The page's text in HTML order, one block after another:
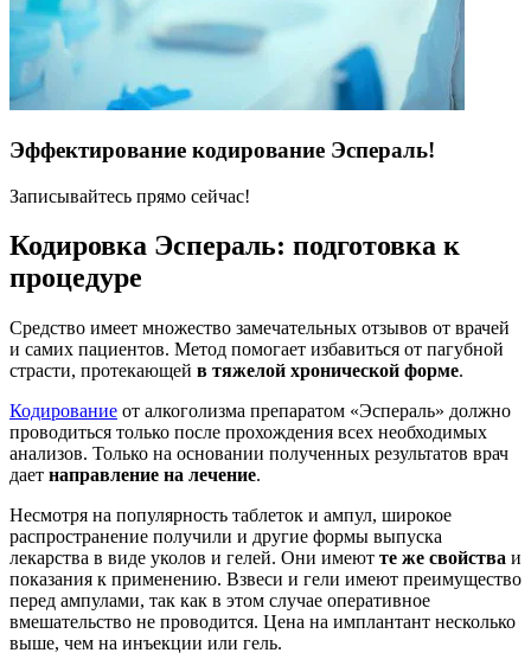
Эффектирование кодирование Эспераль!
Записывайтесь прямо сейчас!
Кодировка Эспераль: подготовка к
процедуре
Средство имеет множество замечательных отзывов от врачей
и самих пациентов. Метод помогает избавиться от пагубной
страсти, протекающей в тяжелой хронической форме.
Кодирование от алкоголизма препаратом «Эспераль» должно
проводиться только после прохождения всех необходимых
анализов. Только на основании полученных результатов врач
дает направление на лечение.
Несмотря на популярность таблеток и ампул, широкое
распространение получили и другие формы выпуска
лекарства в виде уколов и гелей. Они имеют те же свойства и
показания к применению. Взвеси и гели имеют преимущество
перед ампулами, так как в этом случае оперативное
вмешательство не проводится. Цена на имплантант несколько
выше, чем на инъекции или гель.